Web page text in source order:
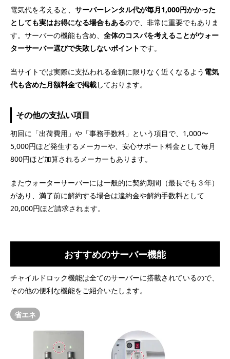
電気代を考えると、 サーバーレンタル代が毎月1,000円かかった
としても実はお得になる場合もあるので、非常に重要でもありま
す。サーバーの機能も含め、 全体のコスパを考えることがウォー
ターサーバー選びで失敗しないポイントです。
当サイトでは実際に支払われる金額に限りなく近くなるよう 電気
代も含めた月額料金で掲載しております。
その他の支払い項目
初回に「出荷費用」や「事務手数料」という項目で、1,000〜
5,000円ほど発生するメーカーや、安心サポート料金として毎月
800円ほど加算されるメーカーもあります。
またウォーターサーバーには一般的に契約期間（最長でも３年）
があり、満了前に解約する場合は違約金や解約手数料として
20,000円ほど請求されます。
おすすめのサーバー機能
チャイルドロック機能は全てのサーバーに搭載されているので、
その他の便利な機能をご紹介いたします。
省エネ